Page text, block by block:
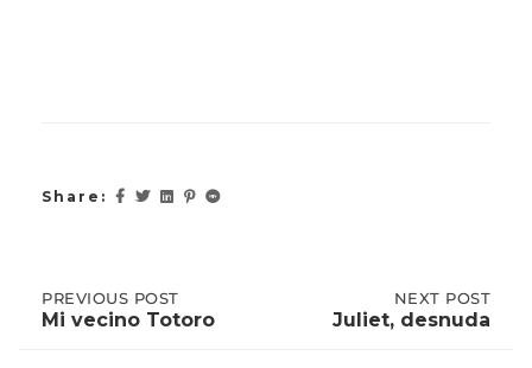
Share:
Post
PREVIOUS
POST:
PREVIOUS POST
Mi vecino Totoro
NEXT POST
Juliet, desnuda